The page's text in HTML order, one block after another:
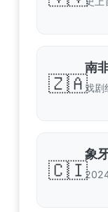
🇿🇦
南
戏剧
🇨🇮
象